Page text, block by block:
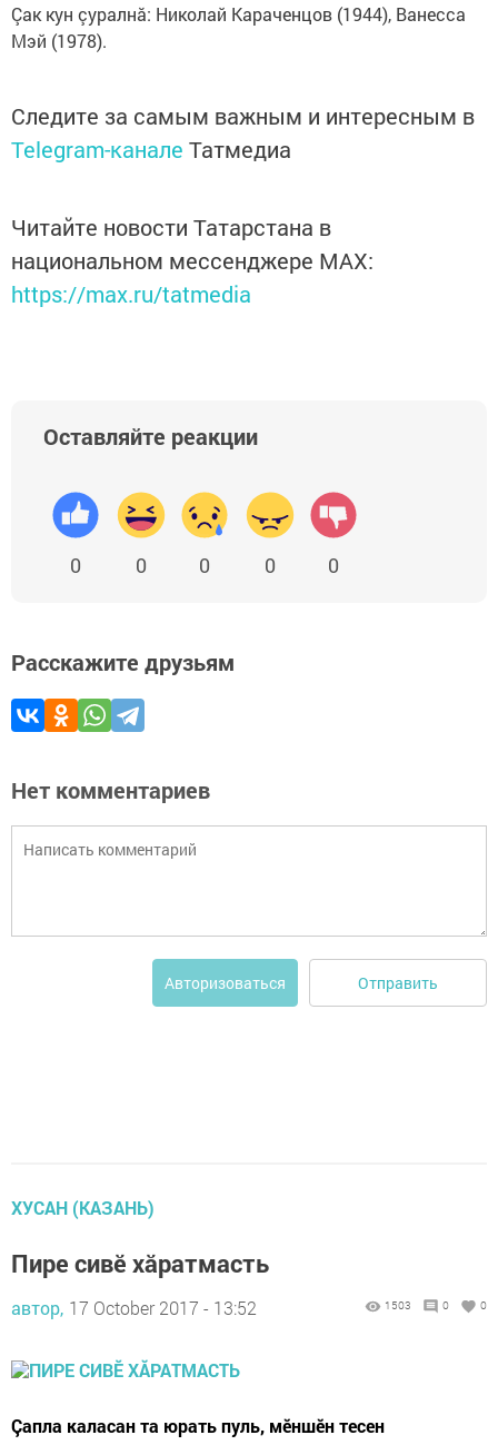
Çак кун çуралнă: Николай Ка­раченцов (1944), Ванесса
Мэй­ (1978).
Следите за самым важным и интересным в
Telegram-канале Татмедиа
Читайте новости Татарстана в
национальном мессенджере MАХ:
https://max.ru/tatmedia
Оставляйте реакции
0 0 0 0 0
Расскажите друзьям
Нет комментариев
Авторизоваться Отправить
ХУСАН (КАЗАНЬ)
Пире сивӗ хăратмасть
автор, 17 October 2017 - 13:52 1503 0 0
Çапла каласан та юрать пуль, мӗншӗн тесен